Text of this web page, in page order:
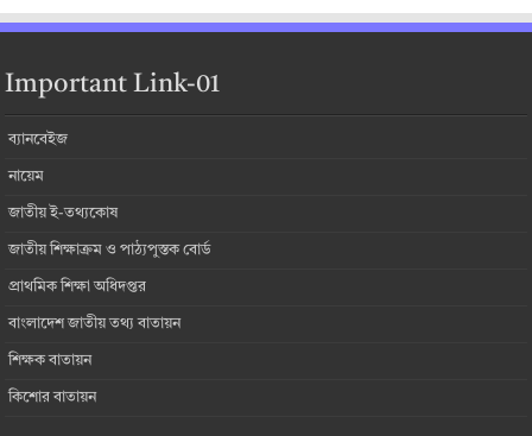
Important Link-01
ব্যানবেইজ
নায়েম
জাতীয় ই-তথ্যকোষ
জাতীয় শিক্ষাক্রম ও পাঠ্যপুস্তক বোর্ড
প্রাথমিক শিক্ষা অধিদপ্তর
বাংলাদেশ জাতীয় তথ্য বাতায়ন
শিক্ষক বাতায়ন
কিশোর বাতায়ন